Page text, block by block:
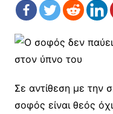
Σε αντίθεση με την
σοφός είναι θεός